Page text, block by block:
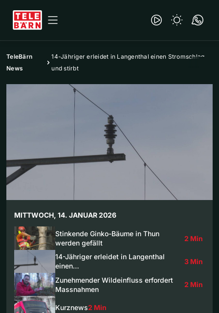
TeleBärn
News
14-Jähriger erleidet in Langenthal einen Stromschlag
und stirbt
MITTWOCH, 14. JANUAR 2026
Stinkende Ginko-Bäume in Thun
werden gefällt
2 Min
14-Jähriger erleidet in Langenthal
einen…
3 Min
Zunehmender Wildeinfluss erfordert
Massnahmen
2 Min
Kurznews2 Min